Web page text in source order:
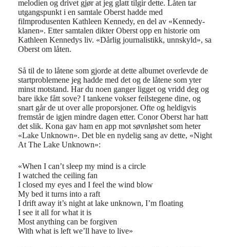
melodien og drivet gjør at jeg glatt tilgir dette. Låten tar
utgangspunkt i en samtale Oberst hadde med
filmprodusenten Kathleen Kennedy, en del av «Kennedy-
klanen». Etter samtalen dikter Oberst opp en historie om
Kathleen Kennedys liv. «Dårlig journalistikk, unnskyld», sa
Oberst om låten.
Så til de to låtene som gjorde at dette albumet overlevde de
startproblemene jeg hadde med det og de låtene som yter
minst motstand. Har du noen ganger ligget og vridd deg og
bare ikke fått sove? I tankene vokser feilstegene dine, og
snart går de ut over alle proporsjoner. Ofte og heldigvis
fremstår de igjen mindre dagen etter. Conor Oberst har hatt
det slik. Kona gav ham en app mot søvnløshet som heter
«Lake Unknown». Det ble en nydelig sang av dette, «Night
At The Lake Unknown»:
«When I can’t sleep my mind is a circle
I watched the ceiling fan
I closed my eyes and I feel the wind blow
My bed it turns into a raft
I drift away it’s night at lake unknown, I’m floating
I see it all for what it is
Most anything can be forgiven
With what is left we’ll have to live»